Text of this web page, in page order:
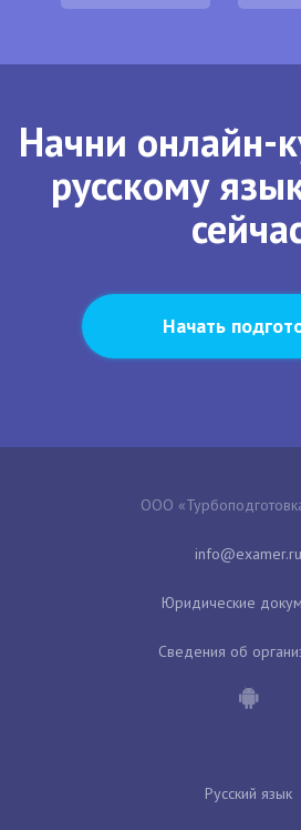
Начни онлайн-
русскому
Начать
ООО
Юридические
Сведения об
Русский язык